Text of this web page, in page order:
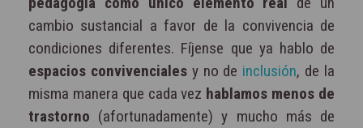
cambio sustancial a favor de la convivencia de
condiciones diferentes. Fíjense que ya hablo de
espacios convivencialesy no de inclusión, de la
misma manera que cada vez hablamos menos de
trastorno (afortunadamente) y mucho más de